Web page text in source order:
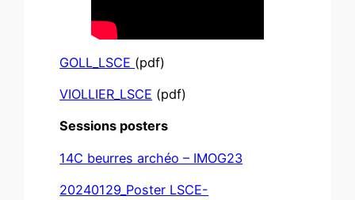
GOLL_LSCE (pdf)
VIOLLIER_LSCE (pdf)
Sessions posters
14C beurres archéo – IMOG23
20240129_Poster LSCE-